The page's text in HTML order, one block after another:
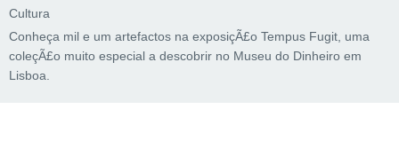
Cultura
Conheça mil e um artefactos na exposiçÃ£o Tempus Fugit, uma
coleçÃ£o muito especial a descobrir no Museu do Dinheiro em
Lisboa.